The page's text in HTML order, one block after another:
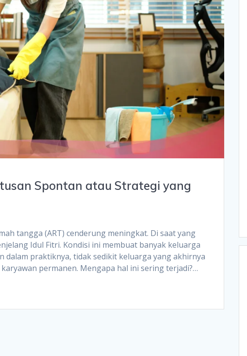
Spontan atau Strategi yang
tangga (ART) cenderung meningkat. Di saat yang
Idul Fitri. Kondisi ini membuat banyak keluarga
dalam praktiknya, tidak sedikit keluarga yang akhirnya
permanen. Mengapa hal ini sering terjadi?…